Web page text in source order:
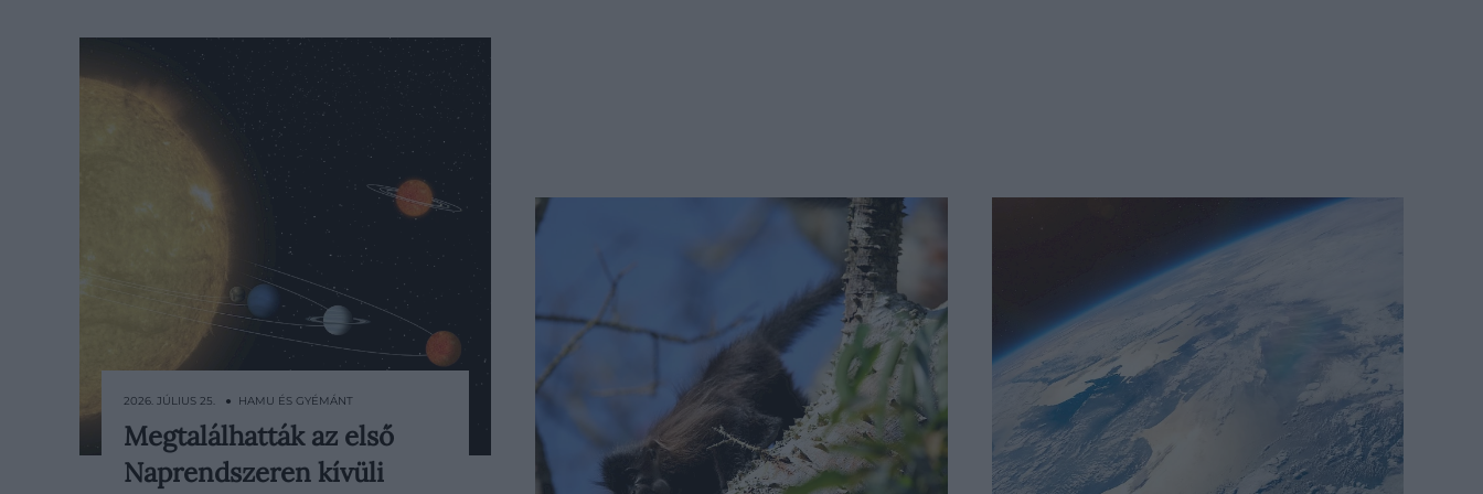
Több mint hatezer Naprendszeren
kívüli bolygót ismerünk, biztosan
2026. JÚLIUS 25. ● HAMU ÉS GYÉMÁNT
Megtalálhatták az első
Naprendszeren kívüli